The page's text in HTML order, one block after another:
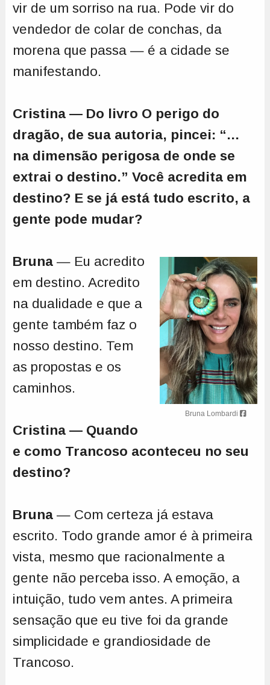
vir de um sorriso na rua. Pode vir do
vendedor de colar de conchas, da
morena que passa — é a cidade se
manifestando.
Cristina — Do livro O perigo do
dragão, de sua autoria, pincei: “...
na dimensão perigosa de onde se
extrai o destino.” Você acredita em
destino? E se já está tudo escrito, a
gente pode mudar?
Bruna Lombardi
Bruna— Eu acredito
em destino. Acredito
na dualidade e que a
gente também faz o
nosso destino. Tem
as propostas e os
caminhos.
Cristina — Quando
e como Trancoso aconteceu no seu
destino?
Bruna— Com certeza já estava
escrito. Todo grande amor é à primeira
vista, mesmo que racionalmente a
gente não perceba isso. A emoção, a
intuição, tudo vem antes. A primeira
sensação que eu tive foi da grande
simplicidade e grandiosidade de
Trancoso.